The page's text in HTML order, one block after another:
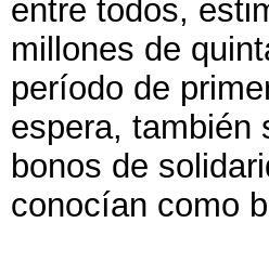
entre todos,
millones de
período de
espera, también
bonos de
conocían como